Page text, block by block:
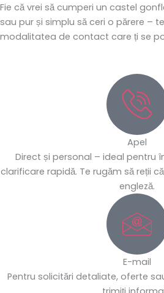
Fie că vrei să cumperi un castel
sau pur și simplu să ceri o părere –
modalitatea de contact care ți se
Apel
Direct și personal – ideal pentru
clarificare rapidă. Te rugăm să reții
engleză.
E-mail
Pentru solicitări detaliate, oferte